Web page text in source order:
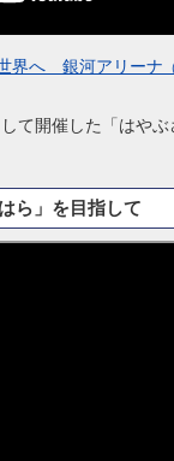
界へ 銀河アリーナ
て開催した「はや
ら」を目指して